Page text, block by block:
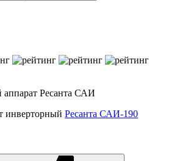
инверторный Ресанта САИ-190